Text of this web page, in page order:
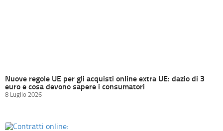
Nuove regole UE per gli acquisti online extra UE: dazio di 3
euro e cosa devono sapere i consumatori
8 Luglio 2026